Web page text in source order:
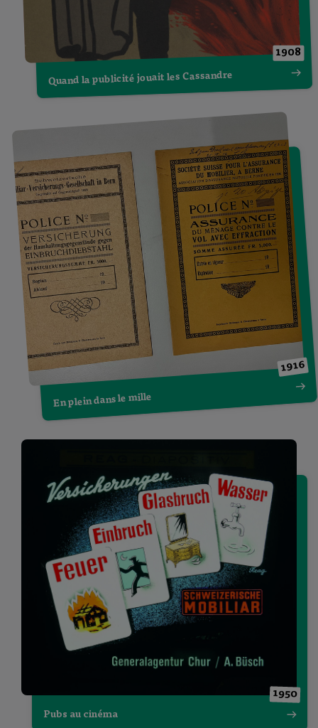
Quand la publicité jouait les Cassandre
1908
En plein dans le mille
1916
Pubs au cinéma
1950